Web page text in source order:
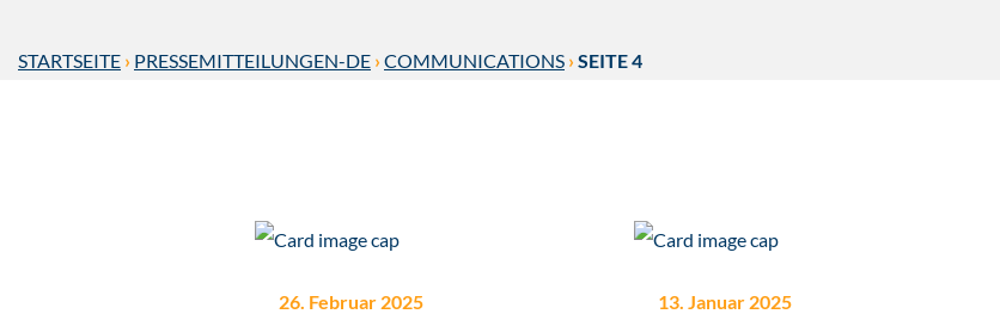
STARTSEITE › PRESSEMITTEILUNGEN-DE › COMMUNICATIONS › SEITE 4
26. Februar 2025 13. Januar 2025